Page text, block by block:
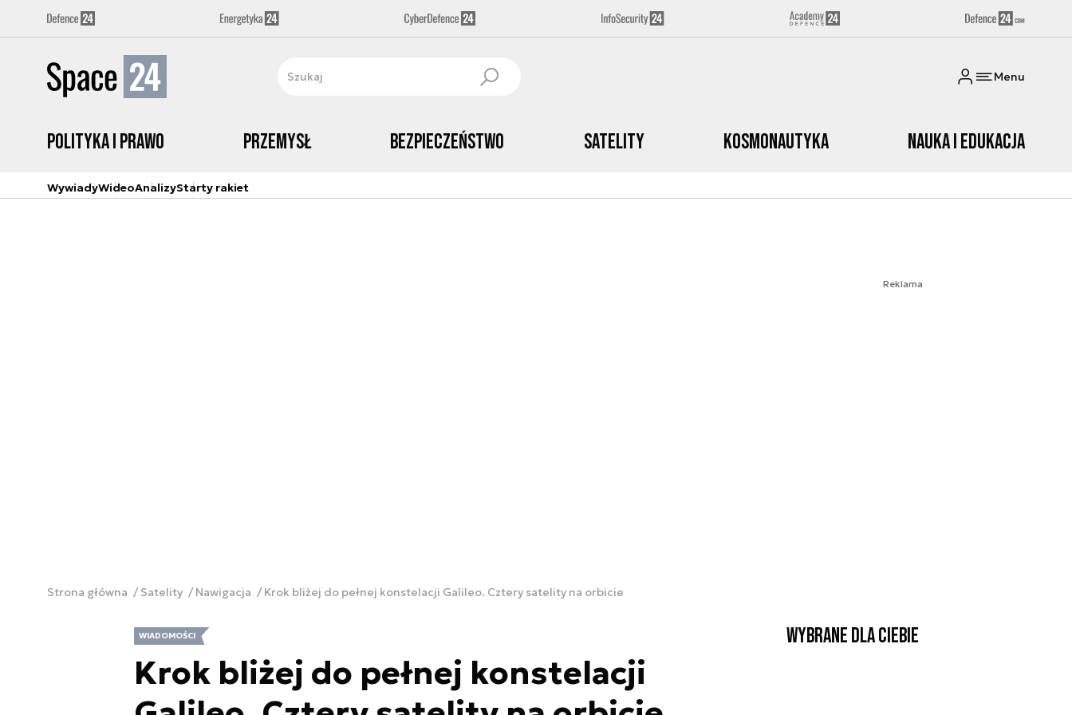
Menu
Polityka i prawo Przemysł Bezpieczeństwo Satelity Kosmonautyka Nauka i edukacja
WywiadyWideoAnalizyStarty rakiet
Reklama
Strona główna Satelity Nawigacja Krok bliżej do pełnej konstelacji Galileo. Cztery satelity na orbicie
WIADOMOŚCI
Krok bliżej do pełnej konstelacji
Wybrane dla Ciebie